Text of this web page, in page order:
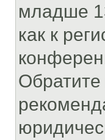
младше
как к